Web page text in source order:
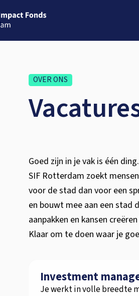
OVER ONS
Goed zijn in je vak is één
SIF Rotterdam zoekt
voor de stad dan voor een
en bouwt mee aan een stad
aanpakken en kansen
Klaar om te doen waar je
Investment
Je werkt in volle breedte